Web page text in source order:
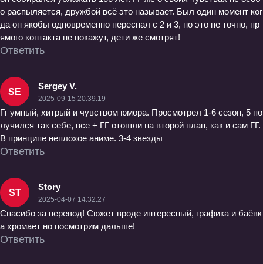
о распыляется, дружбой всё это называет. Был один момент ког
да он якобы одновременно переспал с 2 и 3, но это не точно, пр
ямого контакта не покажут, дети же смотрят!
Ответить
SE
Sergey V.
2025-09-15 20:39:19
Гг умный, хитрый и чувством юмора. Просмотрел 1-6 сезон, 5 по
лучился так себе, все + ГГ отошли на второй план, как и сам ГГ.
В принципе неплохое аниме. 3-4 звезды
Ответить
ST
Story
2025-04-07 14:32:27
Спасибо за перевод! Сюжет вроде интересный, графика и баёвк
а хромает но посмотрим дальше!
Ответить